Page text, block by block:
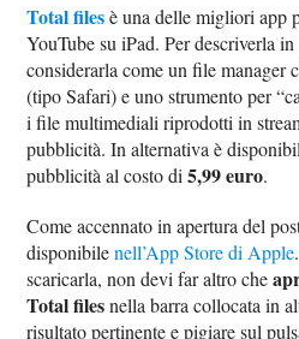
Total filesè una delle migliori app
YouTube su iPad. Per descriverla
considerarla come un file manager
(tipo Safari) e uno strumento per
i file multimediali riprodotti in
pubblicità. In alternativa è
pubblicità al costo di5,99 euro.
Come accennato in apertura del
disponibilenell’App Store di Apple
scaricarla, non devi far altro che
Total filesnella barra collocata in
risultato pertinente e pigiare sul